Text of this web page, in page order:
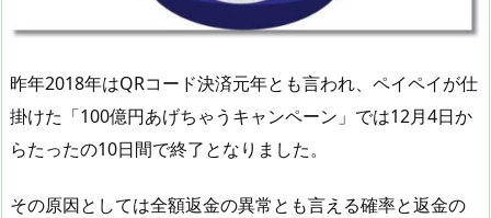
昨年2018年はQRコード決済元年とも言われ、ペイペイが仕
掛けた「100億円あげちゃうキャンペーン」では12月4日か
らたったの10日間で終了となりました。
その原因としては全額返金の異常とも言える確率と返金の